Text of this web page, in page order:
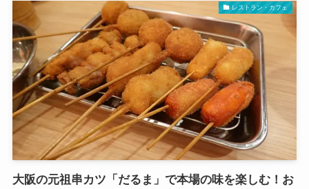
レストラン・カフェ
大阪の元祖串カツ「だるま」で本場の味を楽しむ！お